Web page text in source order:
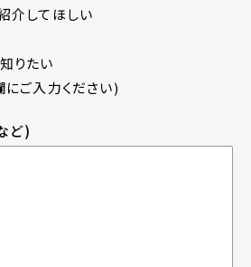
介してほしい
りたい
ご入力ください)
ど)